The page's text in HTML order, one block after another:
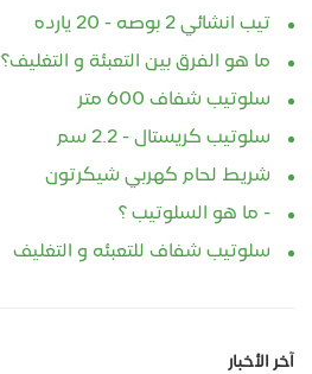
تيب انشائي 2 بوصه - 20 يارده
ما هو الفرق بين التعبئة و التغليف؟
سلوتيب شفاف 600 متر
سلوتيب كريستال - 2.2 سم
شريط لحام كهربي شيكرتون
- ما هو السلوتيب ؟
سلوتيب شفاف للتعبئه و التغليف
آخر الأخبار